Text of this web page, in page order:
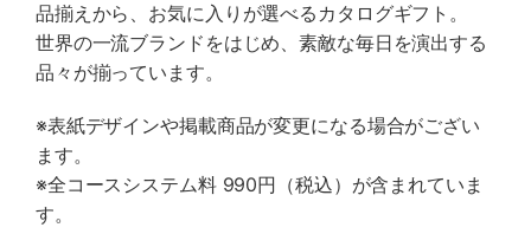
品揃えから、お気に入りが選べるカタログギフト。
世界の一流ブランドをはじめ、素敵な毎日を演出する
品々が揃っています。
※表紙デザインや掲載商品が変更になる場合がござい
ます。
※全コースシステム料 990円（税込）が含まれていま
す。